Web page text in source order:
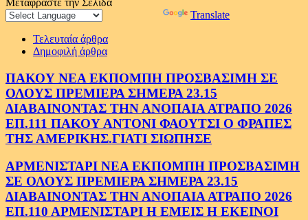
Translate
Τελευταία άρθρα
Δημοφιλή άρθρα
ΠΑΚΟΥ ΝΕΑ ΕΚΠΟΜΠΗ ΠΡΟΣΒΑΣΙΜΗ ΣΕ
ΟΛΟΥΣ ΠΡΕΜΙΕΡΑ ΣΗΜΕΡΑ 23.15
ΔΙΑΒΑΙΝΟΝΤΑΣ ΤΗΝ ΑΝΟΠΑΙΑ ΑΤΡΑΠΟ 2026
ΕΠ.111 ΠΑΚΟΥ ΑΝΤΟΝΙ ΦΑΟΥΤΣΙ Ο ΦΡΑΠΕΣ
ΤΗΣ ΑΜΕΡΙΚΗΣ.ΓΙΑΤΙ ΣΙΩΠΗΣΕ
ΑΡΜΕΝΙΣΤΑΡΙ ΝΕΑ ΕΚΠΟΜΠΗ ΠΡΟΣΒΑΣΙΜΗ
ΣΕ ΟΛΟΥΣ ΠΡΕΜΙΕΡΑ ΣΗΜΕΡΑ 23.15
ΔΙΑΒΑΙΝΟΝΤΑΣ ΤΗΝ ΑΝΟΠΑΙΑ ΑΤΡΑΠΟ 2026
ΕΠ.110 ΑΡΜΕΝΙΣΤΑΡΙ Η ΕΜΕΙΣ Η ΕΚΕΙΝΟΙ